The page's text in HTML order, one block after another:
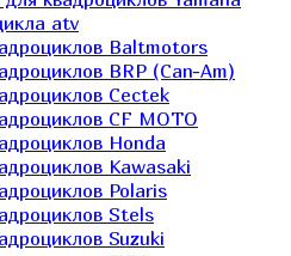
atv
Baltmotors
BRP (Can-Am)
Cectek
CF MOTO
Honda
Kawasaki
Polaris
Stels
Suzuki